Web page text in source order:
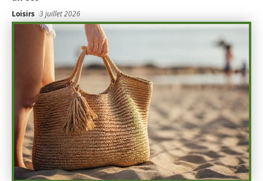
Loisirs 3 juillet 2026